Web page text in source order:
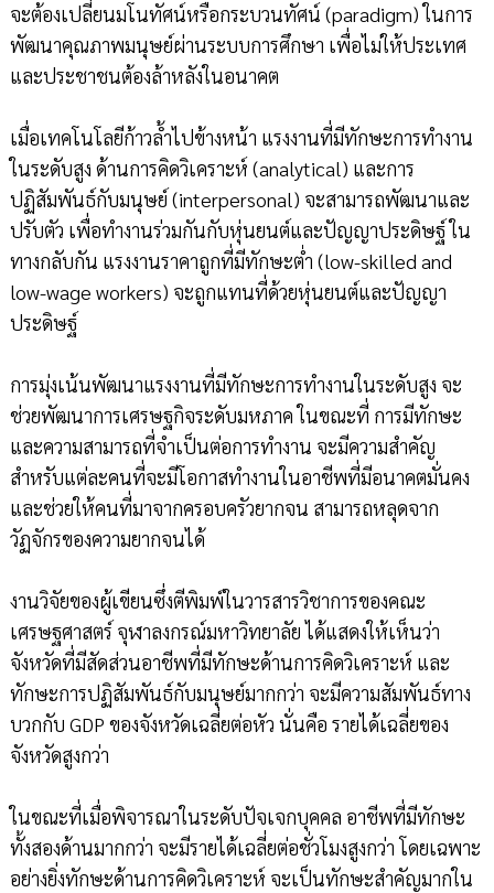
จะต้องเปลี่ยนมโนทัศน์หรือกระบวนทัศน์ (paradigm) ในการ
พัฒนาคุณภาพมนุษย์ผ่านระบบการศึกษา เพื่อไม่ให้ประเทศ
และประชาชนต้องล้าหลังในอนาคต
เมื่อเทคโนโลยีก้าวล้ำไปข้างหน้า แรงงานที่มีทักษะการทำงาน
ในระดับสูง ด้านการคิดวิเคราะห์ (analytical) และการ
ปฏิสัมพันธ์กับมนุษย์ (interpersonal) จะสามารถพัฒนาและ
ปรับตัว เพื่อทำงานร่วมกันกับหุ่นยนต์และปัญญาประดิษฐ์ ใน
ทางกลับกัน แรงงานราคาถูกที่มีทักษะต่ำ (low-skilled and
low-wage workers) จะถูกแทนที่ด้วยหุ่นยนต์และปัญญา
ประดิษฐ์
การมุ่งเน้นพัฒนาแรงงานที่มีทักษะการทำงานในระดับสูง จะ
ช่วยพัฒนาการเศรษฐกิจระดับมหภาค ในขณะที่ การมีทักษะ
และความสามารถที่จำเป็นต่อการทำงาน จะมีความสำคัญ
สำหรับแต่ละคนที่จะมีโอกาสทำงานในอาชีพที่มีอนาคตมั่นคง
และช่วยให้คนที่มาจากครอบครัวยากจน สามารถหลุดจาก
วัฏจักรของความยากจนได้
งานวิจัยของผู้เขียนซึ่งตีพิมพ์ในวารสารวิชาการของคณะ
เศรษฐศาสตร์ จุฬาลงกรณ์มหาวิทยาลัย ได้แสดงให้เห็นว่า
จังหวัดที่มีสัดส่วนอาชีพที่มีทักษะด้านการคิดวิเคราะห์ และ
ทักษะการปฏิสัมพันธ์กับมนุษย์มากกว่า จะมีความสัมพันธ์ทาง
บวกกับ GDP ของจังหวัดเฉลี่ยต่อหัว นั่นคือ รายได้เฉลี่ยของ
จังหวัดสูงกว่า
ในขณะที่เมื่อพิจารณาในระดับปัจเจกบุคคล อาชีพที่มีทักษะ
ทั้งสองด้านมากกว่า จะมีรายได้เฉลี่ยต่อชั่วโมงสูงกว่า โดยเฉพาะ
อย่างยิ่งทักษะด้านการคิดวิเคราะห์ จะเป็นทักษะสำคัญมากใน